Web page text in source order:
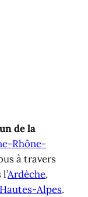
Trois-
ligne D42
de la
Rhône-
à travers
Ardèche,
Hautes-Alpes.